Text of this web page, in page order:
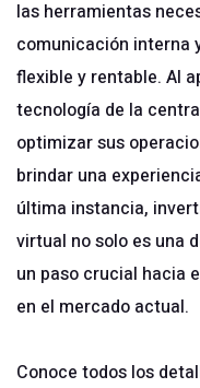
las herramientas
comunicación interna
flexible y rentable. Al
tecnología de la
optimizar sus
brindar una
última instancia,
virtual no solo es una
un paso crucial hacia
en el mercado actual.
Conoce todos los